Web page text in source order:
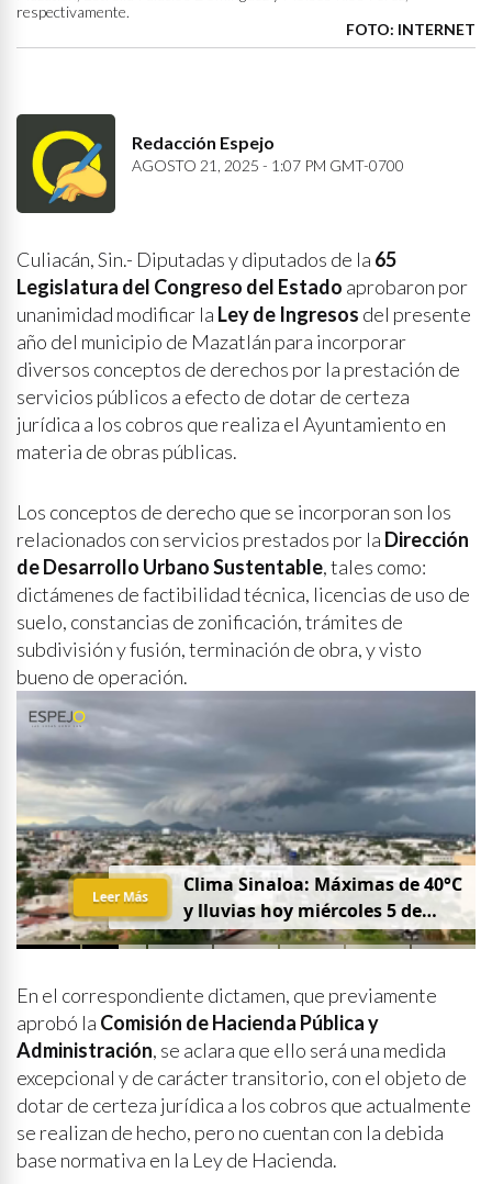
respectivamente.
FOTO: INTERNET
Redacción Espejo
AGOSTO 21, 2025 - 1:07 PM GMT-0700
Culiacán, Sin.- Diputadas y diputados de la 65
Legislatura del Congreso del Estado aprobaron por
unanimidad modificar la Ley de Ingresos del presente
año del municipio de Mazatlán para incorporar
diversos conceptos de derechos por la prestación de
servicios públicos a efecto de dotar de certeza
jurídica a los cobros que realiza el Ayuntamiento en
materia de obras públicas.
Los conceptos de derecho que se incorporan son los
relacionados con servicios prestados por la Dirección
de Desarrollo Urbano Sustentable, tales como:
dictámenes de factibilidad técnica, licencias de uso de
suelo, constancias de zonificación, trámites de
subdivisión y fusión, terminación de obra, y visto
bueno de operación.
Clima Sinaloa: Máximas de 40°C
y lluvias hoy miércoles 5 de
agosto
Leer Más
En el correspondiente dictamen, que previamente
aprobó la Comisión de Hacienda Pública y
Administración, se aclara que ello será una medida
excepcional y de carácter transitorio, con el objeto de
dotar de certeza jurídica a los cobros que actualmente
se realizan de hecho, pero no cuentan con la debida
base normativa en la Ley de Hacienda.